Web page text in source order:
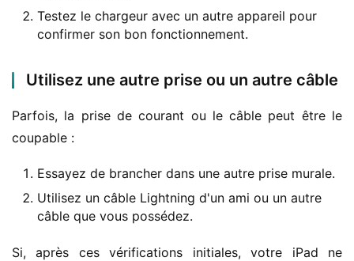
Testez le chargeur avec un autre appareil pour
confirmer son bon fonctionnement.
Utilisez une autre prise ou un autre câble
Parfois, la prise de courant ou le câble peut être le
coupable :
Essayez de brancher dans une autre prise murale.
Utilisez un câble Lightning d'un ami ou un autre
câble que vous possédez.
Si, après ces vérifications initiales, votre iPad ne